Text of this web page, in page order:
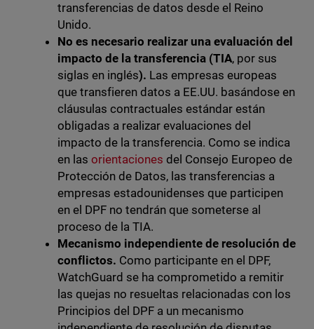
transferencias de datos desde el Reino
Unido.
No es necesario realizar una evaluación del
impacto de la transferencia (TIA, por sus
siglas en inglés). Las empresas europeas
que transfieren datos a EE.UU. basándose en
cláusulas contractuales estándar están
obligadas a realizar evaluaciones del
impacto de la transferencia. Como se indica
en las orientaciones del Consejo Europeo de
Protección de Datos, las transferencias a
empresas estadounidenses que participen
en el DPF no tendrán que someterse al
proceso de la TIA.
Mecanismo independiente de resolución de
conflictos. Como participante en el DPF,
WatchGuard se ha comprometido a remitir
las quejas no resueltas relacionadas con los
Principios del DPF a un mecanismo